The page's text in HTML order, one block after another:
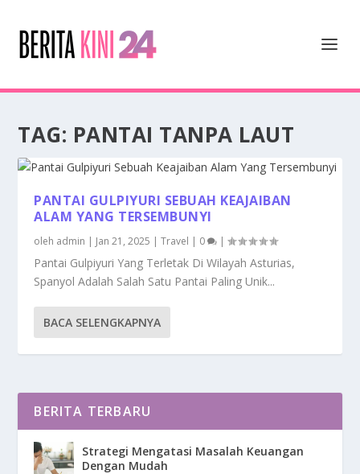
TAG: PANTAI TANPA LAUT
PANTAI GULPIYURI SEBUAH KEAJAIBAN
ALAM YANG TERSEMBUNYI
oleh admin | Jan 21, 2025 |Travel | 0 |
Pantai Gulpiyuri Yang Terletak Di Wilayah Asturias,
Spanyol Adalah Salah Satu Pantai Paling Unik...
BACA SELENGKAPNYA
BERITA TERBARU
Strategi Mengatasi Masalah Keuangan
Dengan Mudah